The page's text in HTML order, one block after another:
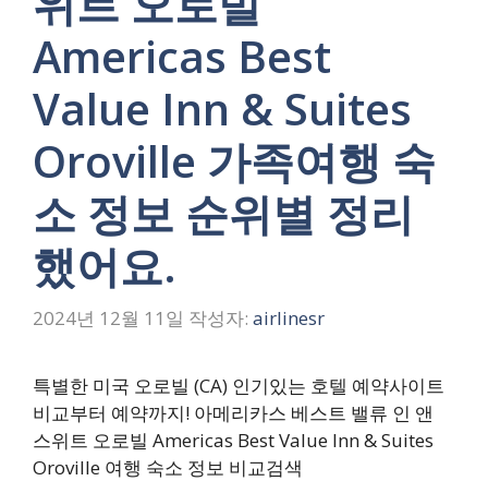
Americas Best
Value Inn & Suites
Oroville 가족여행 숙
소 정보 순위별 정리
했어요.
2024년 12월 11일 작성자: airlinesr
특별한 미국 오로빌 (CA) 인기있는 호텔 예약사이트
비교부터 예약까지! 아메리카스 베스트 밸류 인 앤
스위트 오로빌 Americas Best Value Inn & Suites
Oroville 여행 숙소 정보 비교검색